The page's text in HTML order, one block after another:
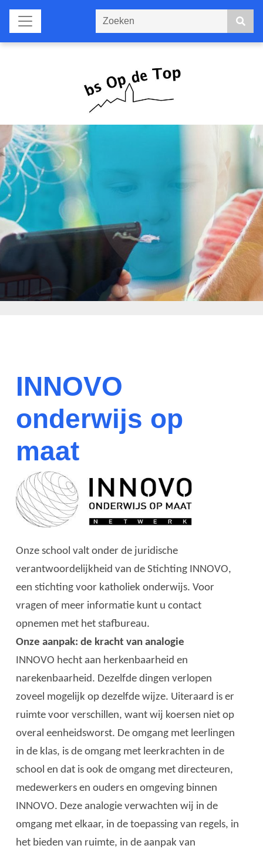
INNOVO
onderwijs op
maat
Onze school valt onder de juridische
verantwoordelijkheid van de Stichting INNOVO,
een stichting voor katholiek onderwijs. Voor
vragen of meer informatie kunt u contact
opnemen met het stafbureau.
Onze aanpak: de kracht van analogie
INNOVO hecht aan herkenbaarheid en
narekenbaarheid. Dezelfde dingen verlopen
zoveel mogelijk op dezelfde wijze. Uiteraard is er
ruimte voor verschillen, want wij koersen niet op
overal eenheidsworst. De omgang met leerlingen
in de klas, is de omgang met leerkrachten in de
school en dat is ook de omgang met directeuren,
medewerkers en ouders en omgeving binnen
INNOVO. Deze analogie verwachten wij in de
omgang met elkaar, in de toepassing van regels, in
het bieden van ruimte, in de aanpak van